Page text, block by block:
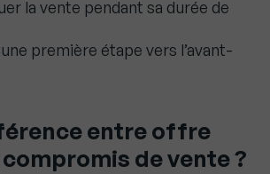
la vente pendant sa durée de
première étape vers l’avant-
entre offre
de vente ?